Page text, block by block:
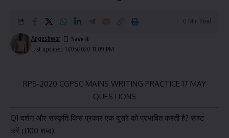
Last updated: 17/05/2020 11:09 PM
Angeshwar
0 Min Read
RPS-2020 CGPSC MAINS WRITING PRACTICE 17 MAY
QUESTIONS
Q1 दर्शन और संस्कृति किस प्रकार एक दूसरे को प्रभावित करती है? स्पष्ट
करें।(100 शब्द)